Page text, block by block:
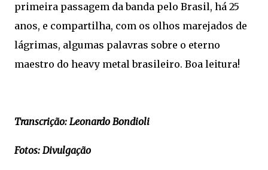
primeira passagem da banda pelo Brasil, há 25
anos, e compartilha, com os olhos marejados de
lágrimas, algumas palavras sobre o eterno
maestro do heavy metal brasileiro. Boa leitura!
Transcrição: Leonardo Bondioli
Fotos: Divulgação